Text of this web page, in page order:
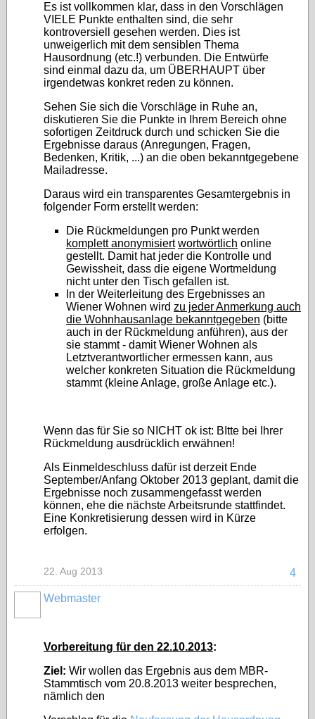
Es ist vollkommen klar, dass in den Vorschlägen
VIELE Punkte enthalten sind, die sehr
kontroversiell gesehen werden. Dies ist
unweigerlich mit dem sensiblen Thema
Hausordnung (etc.!) verbunden. Die Entwürfe
sind einmal dazu da, um ÜBERHAUPT über
irgendetwas konkret reden zu können.
Sehen Sie sich die Vorschläge in Ruhe an,
diskutieren Sie die Punkte in Ihrem Bereich ohne
sofortigen Zeitdruck durch und schicken Sie die
Ergebnisse daraus (Anregungen, Fragen,
Bedenken, Kritik, ...) an die oben bekanntgegebene
Mailadresse.
Daraus wird ein transparentes Gesamtergebnis in
folgender Form erstellt werden:
Die Rückmeldungen pro Punkt werden
komplett anonymisiert wortwörtlich online
gestellt. Damit hat jeder die Kontrolle und
Gewissheit, dass die eigene Wortmeldung
nicht unter den Tisch gefallen ist.
In der Weiterleitung des Ergebnisses an
Wiener Wohnen wird zu jeder Anmerkung auch
die Wohnhausanlage bekanntgegeben (bitte
auch in der Rückmeldung anführen), aus der
sie stammt - damit Wiener Wohnen als
Letztverantwortlicher ermessen kann, aus
welcher konkreten Situation die Rückmeldung
stammt (kleine Anlage, große Anlage etc.).
Wenn das für Sie so NICHT ok ist: BItte bei Ihrer
Rückmeldung ausdrücklich erwähnen!
Als Einmeldeschluss dafür ist derzeit Ende
September/Anfang Oktober 2013 geplant, damit die
Ergebnisse noch zusammengefasst werden
können, ehe die nächste Arbeitsrunde stattfindet.
Eine Konkretisierung dessen wird in Kürze
erfolgen.
4
22. Aug 2013
Webmaster
Vorbereitung für den 22.10.2013:
Ziel: Wir wollen das Ergebnis aus dem MBR-
Stammtisch vom 20.8.2013 weiter besprechen,
nämlich den